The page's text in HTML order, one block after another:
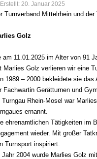
Erstellt: 20. Januar 2025
Turnverband Mittelrhein und
Golz
am 11.01.2025 im Alter von 91
Marlies Golz verlieren wir eine
1989 – 2000 bekleidete sie
Fachwartin Gerätturnen und
Turngau Rhein-Mosel war
ernannt.
ehrenamtlichen Tätigkeiten im
wieder. Mit großer
Turnsport inspiriert.
Jahr 2004 wurde Marlies Golz